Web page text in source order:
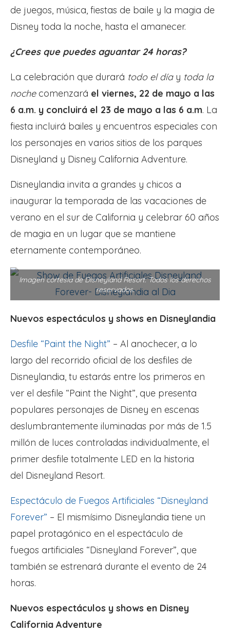
de juegos, música, fiestas de baile y la magia de
Disney toda la noche, hasta el amanecer.
¿Crees que puedes aguantar 24 horas?
La celebración que durará todo el díay toda la
nochecomenzará el viernes, 22 de mayo a las
6 a.m. y concluirá el 23 de mayo a las 6 a.m. La
fiesta incluirá bailes y encuentros especiales con
los personajes en varios sitios de los parques
Disneyland y Disney California Adventure.
Disneylandia invita a grandes y chicos a
inaugurar la temporada de las vacaciones de
verano en el sur de California y celebrar 60 años
de magia en un lugar que se mantiene
eternamente contemporáneo.
Imagen cortesía de Disneyland Resort. Todos los derechos
reservados.
Nuevos espectáculos y shows en Disneylandia
Desfile “Paint the Night” – Al anochecer, a lo
largo del recorrido oficial de los desfiles de
Disneylandia, tu estarás entre los primeros en
ver el desfile “Paint the Night”, que presenta
populares personajes de Disney en escenas
deslumbrantemente iluminadas por más de 1.5
millón de luces controladas individualmente, el
primer desfile totalmente LED en la historia
del Disneyland Resort.
Espectáculo de Fuegos Artificiales “Disneyland
Forever” – El mismísimo Disneylandia tiene un
papel protagónico en el espectáculo de
fuegos artificiales “Disneyland Forever”, que
también se estrenará durante el evento de 24
horas.
Nuevos espectáculos y shows en Disney
California Adventure